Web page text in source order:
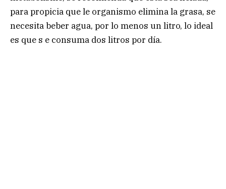
para propicia que le organismo elimina la grasa, se
necesita beber agua, por lo menos un litro, lo ideal
es que s e consuma dos litros por día.